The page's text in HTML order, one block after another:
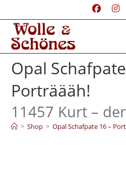
Opal
Porträääh!
11457 Kurt –
> Shop > Opal Schafpate 16 –